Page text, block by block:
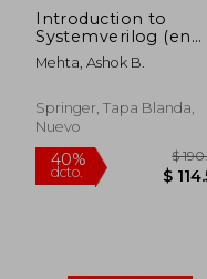
Introduction to
Systemverilog (en
Inglés)
Mehta, Ashok B.
Springer, Tapa Blanda,
Nuevo